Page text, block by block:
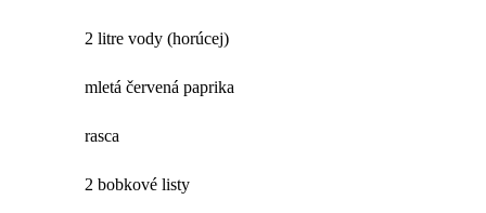
2 litre vody (horúcej)
mletá červená paprika
rasca
2 bobkové listy